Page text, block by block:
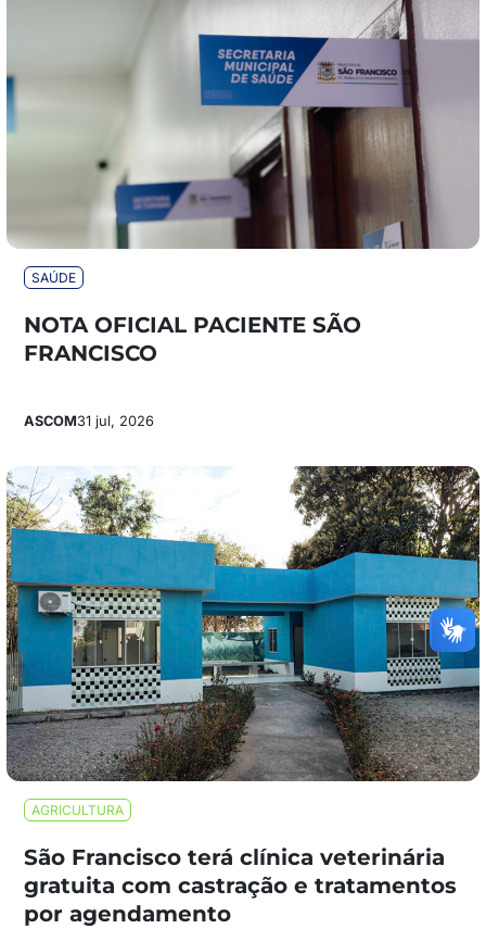
SAÚDE
NOTA OFICIAL PACIENTE SÃO
FRANCISCO
ASCOM31 jul, 2026
AGRICULTURA
São Francisco terá clínica veterinária
gratuita com castração e tratamentos
por agendamento